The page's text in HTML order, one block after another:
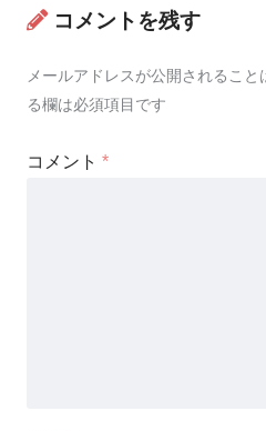
コメントを残す
メールアドレスが公開されること
る欄は必須項目です
コメント *